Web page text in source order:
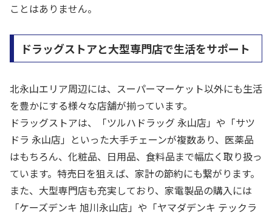
ことはありません。
ドラッグストアと大型専門店で生活をサポート
北永山エリア周辺には、スーパーマーケット以外にも生活
を豊かにする様々な店舗が揃っています。
ドラッグストアは、「ツルハドラッグ 永山店」や「サツ
ドラ 永山店」といった大手チェーンが複数あり、医薬品
はもちろん、化粧品、日用品、食料品まで幅広く取り扱っ
ています。特売日を狙えば、家計の節約にも繋がります。
また、大型専門店も充実しており、家電製品の購入には
「ケーズデンキ 旭川永山店」や「ヤマダデンキ テックラ